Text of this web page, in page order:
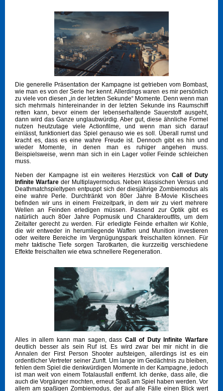
Die generelle Präsentation der Kampagne ist getrieben vom Bombast,
wie man es von der Serie her kennt. Allerdings waren es mir persönlich
zu viele von diesen „in der letzten Sekunde“ Momente. Denn wenn man
sich mehrmals hintereinander in der letzten Sekunde ins Raumschiff
retten kann, bevor einem der lebenserhaltende Sauerstoff ausgeht,
dann wird das Ganze unglaubwürdig. Aber gut, diese ähnliche Formel
nutzen heutzutage viele Actionfilme, und wenn man sich darauf
einlässt, funktioniert das Spiel genauso wie es soll. Überall rumst und
kracht es, dass es eine wahre Freude ist. Dennoch gibt es hin und
wieder Momente, in denen man es ruhiger angehen muss.
Beispielsweise, wenn man sich in ein Lager voller Feinde schleichen
muss.
Neben der Kampagne ist ein weiteres Herzstück vonCall of Duty
Infinite Warfareder Multiplayermodus. Neben klassischen Versus und
Deathmatchspieltypen entpuppt sich der diesjährige Zombiemodus als
eine wahre Perle. Durchtränkt von 80er Jahre B-Movie Klischees
befinden wir uns in einem Freizeitpark, in dem wir zu viert mehrere
Wellen an Feinden erledigen müssen. Passend zur Optik gibt es
natürlich auch 80er Jahre Popmusik und Charakteroutfits, um dem
Zeitalter gerecht zu werden. Für erledigte Feinde erhalten wir Kohle,
die wir entweder in herumliegende Waffen und Munition investieren
oder weitere Bereiche im Vergnügungspark freischalten können. Für
mehr taktische Tiefe sorgen Tarotkarten, die kurzzeitig verschiedene
Effekte freischalten wie etwa schnellere Regeneration.
Alles in allem kann man sagen, dassCall of Duty Infinite Warfare
deutlich besser als sein Ruf ist. Es wird zwar bei mir nicht in die
Annalen der First Person Shooter aufsteigen, allerdings ist es ein
ordentlicher Vertreter seiner Zunft. Um lange im Gedächtnis zu bleiben,
fehlen dem Spiel die denkwürdigen Momente in der Kampagne, jedoch
ist man weit von einem Totalausfall entfernt. Ich denke, dass alle, die
auch die Vorgänger mochten, erneut Spaß am Spiel haben werden. Vor
allem am spaßigen Zombiemodus, der auf alle Fälle einen Blick wert